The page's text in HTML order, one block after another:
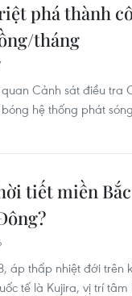
phá thành
tháng
Cảnh sát điều tra
hệ thống phát
tiết miền
áp thấp nhiệt đới trên
tế là Kujira, vị trí